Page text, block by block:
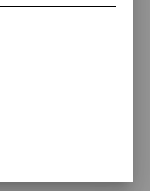
Haider, Hussein
Waiting for Spring
Distribution,